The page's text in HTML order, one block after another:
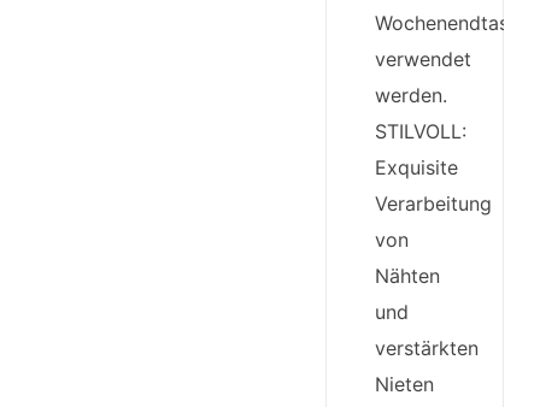
Wochenendtasche
verwendet
werden.
STILVOLL:
Exquisite
Verarbeitung
von
Nähten
und
verstärkten
Nieten